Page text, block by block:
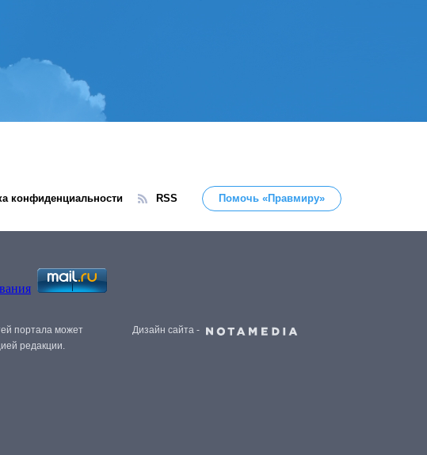
конфиденциальности RSS Помочь «Правмиру»
портала может
редакции.
Дизайн сайта -